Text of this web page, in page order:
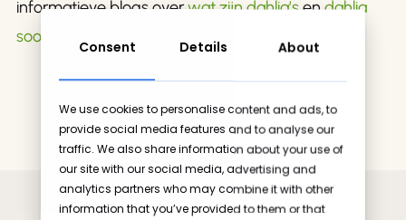
Consent Details About
We use cookies to personalise content and ads, to
provide social media features and to analyse our
traffic. We also share information about your use of
our site with our social media, advertising and
analytics partners who may combine it with other
information that you’ve provided to them or that
informatieve blogs overwat zijn dahlia’sendahlia
soorten